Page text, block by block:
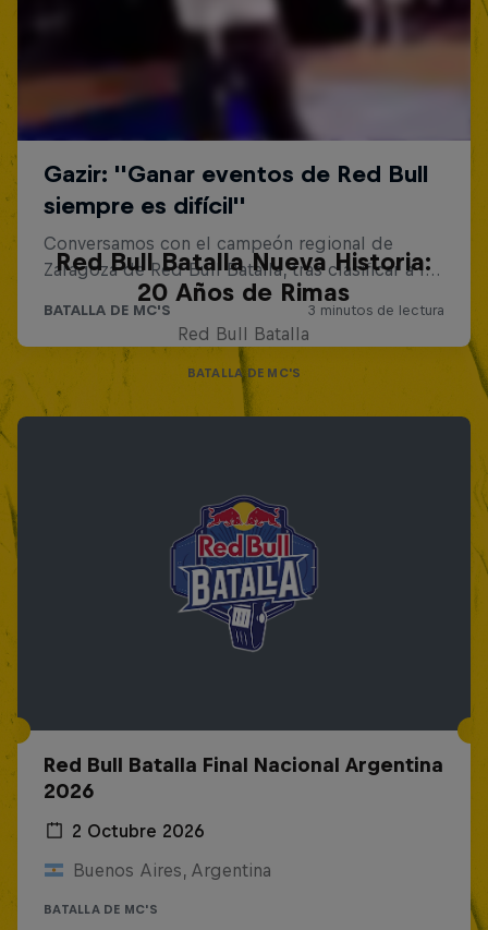
Red Bull Batalla Nueva Historia:
20 Años de Rimas
Red Bull Batalla
BATALLA DE MC'S
Red Bull Batalla Final Nacional Argentina
2026
2 Octubre 2026
Buenos Aires, Argentina
BATALLA DE MC'S